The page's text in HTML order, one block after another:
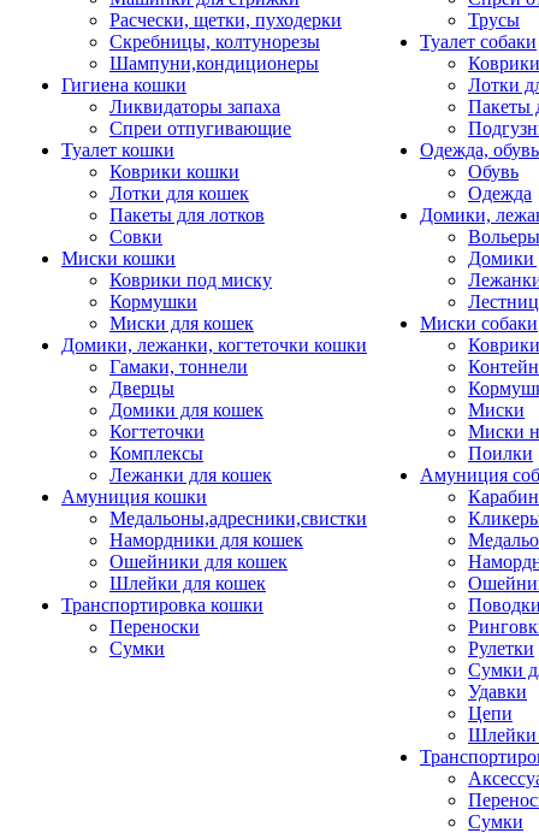
Расчески, щетки, пуходерки
Скребницы, колтунорезы
Шампуни,кондиционеры
Гигиена кошки
Ликвидаторы запаха
Спреи отпугивающие
Туалет кошки
Коврики кошки
Лотки для кошек
Пакеты для лотков
Совки
Миски кошки
Коврики под миску
Кормушки
Миски для кошек
Домики, лежанки, когтеточки кошки
Гамаки, тоннели
Дверцы
Домики для кошек
Когтеточки
Комплексы
Лежанки для кошек
Амуниция кошки
Медальоны,адресники,свистки
Намордники для кошек
Ошейники для кошек
Шлейки для кошек
Транспортировка кошки
Переноски
Сумки
Трусы
Туалет собаки
Коврики
Лотки
Пакеты
Одежда, обувь
Обувь
Одежда
Домики,
Домики
Миски собаки
Миски
Миски
Поилки
Амуниция
Рулетки
Сумки
Удавки
Цепи
Шлейки
Сумки